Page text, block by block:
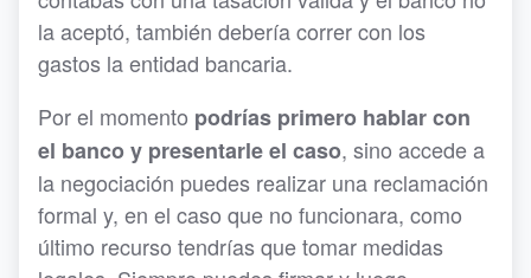
la aceptó, también debería correr con los
gastos la entidad bancaria.
Por el momento podrías primero hablar con
el banco y presentarle el caso, sino accede a
la negociación puedes realizar una reclamación
formal y, en el caso que no funcionara, como
último recurso tendrías que tomar medidas